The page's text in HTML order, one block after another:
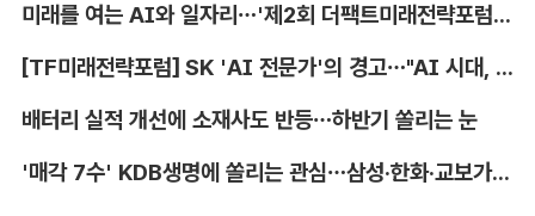
미래를 여는 AI와 일자리…'제2회 더팩트미래전략포럼' 참가 신청
[TF미래전략포럼] SK 'AI 전문가'의 경고…"AI 시대, 인재 격차 더 커진다"
배터리 실적 개선에 소재사도 반등…하반기 쏠리는 눈
'매각 7수' KDB생명에 쏠리는 관심…삼성·한화·교보가 주목하는 이유